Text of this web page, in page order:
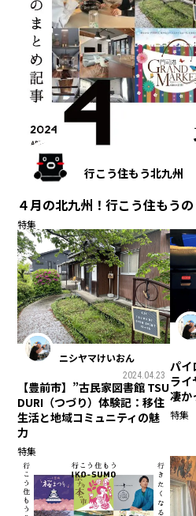
行こう住もう北九州
４月の北九州！行こう住もう
特集
ニシヤマけいおん
2024.04.23
【豊前市】”古民家図書館 TSU
DURI（つづり）体験記：移住
生活と地域コミュニティの魅
力
特集
パイ
ラ
凄か
特集